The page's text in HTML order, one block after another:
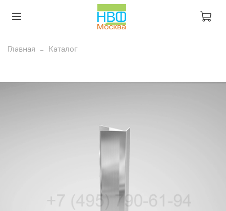
Главная Каталог